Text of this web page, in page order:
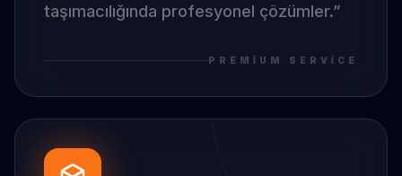
taşımacılığında profesyonel çözümler.”
PREMIUM SERVICE